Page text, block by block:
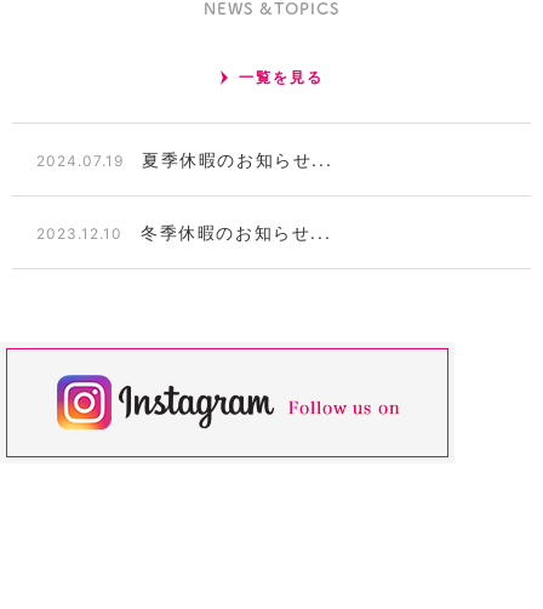
NEWS &TOPICS
一覧を見る
2024.07.19 夏季休暇のお知らせ...
2023.12.10 冬季休暇のお知らせ...